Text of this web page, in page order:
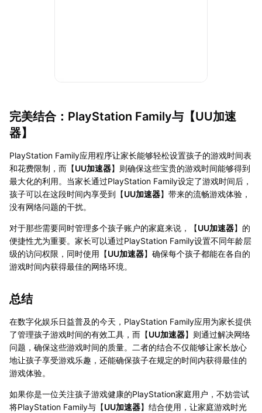
完美结合：PlayStation Family与【UU加速
器】
PlayStation Family应用程序让家长能够轻松设置孩子的游戏时间表
和花费限制，而【UU加速器】则确保这些宝贵的游戏时间能够得到
最大化的利用。当家长通过PlayStation Family设定了游戏时间后，
孩子可以在这段时间内享受到【UU加速器】带来的流畅游戏体验，
没有网络问题的干扰。
对于那些需要同时管理多个孩子账户的家庭来说，【UU加速器】的
便捷性尤为重要。家长可以通过PlayStation Family设置不同年龄层
级的访问权限，同时使用【UU加速器】确保每个孩子都能在各自的
游戏时间内获得最佳的网络环境。
总结
在数字化娱乐日益普及的今天，PlayStation Family应用为家长提供
了管理孩子游戏时间的有效工具，而【UU加速器】则通过解决网络
问题，确保这些游戏时间的质量。二者的结合不仅能够让家长放心
地让孩子享受游戏乐趣，还能确保孩子在规定的时间内获得最佳的
游戏体验。
如果你是一位关注孩子游戏健康的PlayStation家庭用户，不妨尝试
将PlayStation Family与【UU加速器】结合使用，让家庭游戏时光